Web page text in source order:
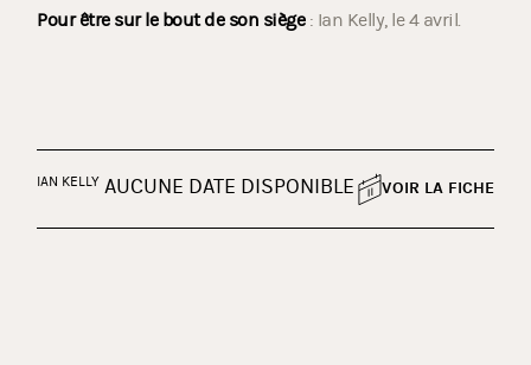
Pour être sur le bout de son siège: Ian Kelly, le 4 avril.
IAN KELLY AUCUNE DATE DISPONIBLE VOIR LA FICHE